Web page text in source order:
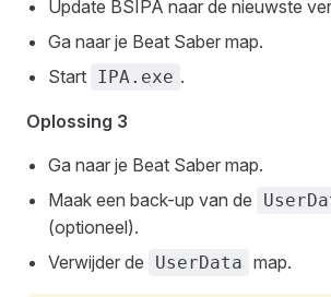
Update BSIPA naar de nieuwste
Ga naar je Beat Saber map.
Start IPA.exe .
Oplossing 3
Ga naar je Beat Saber map.
Maak een back-up van de
(optioneel).
Verwijder de
UserData map.